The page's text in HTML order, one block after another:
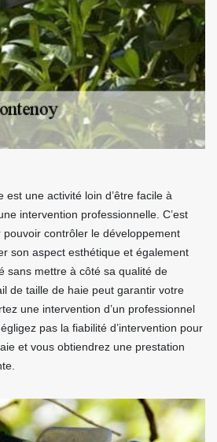
est une activité loin d’être facile à
intervention professionnelle. C’est
contrôler le développement
son aspect esthétique et également
sans mettre à côté sa qualité de
de taille de haie peut garantir votre
une intervention d’un professionnel
pas la fiabilité d’intervention pour
et vous obtiendrez une prestation